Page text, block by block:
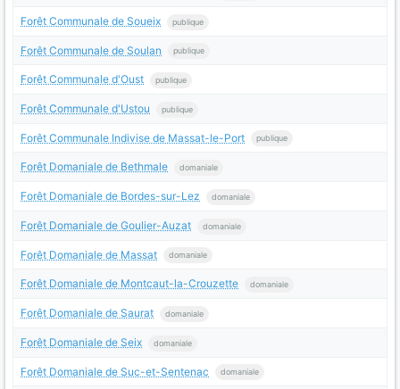
Forêt Communale de Soueix publique
Forêt Communale de Soulan publique
Forêt Communale d'Oust publique
Forêt Communale d'Ustou publique
Forêt Communale Indivise de Massat-le-Port publique
Forêt Domaniale de Bethmale domaniale
Forêt Domaniale de Bordes-sur-Lez domaniale
Forêt Domaniale de Goulier-Auzat domaniale
Forêt Domaniale de Massat domaniale
Forêt Domaniale de Montcaut-la-Crouzette domaniale
Forêt Domaniale de Saurat domaniale
Forêt Domaniale de Seix domaniale
Forêt Domaniale de Suc-et-Sentenac domaniale